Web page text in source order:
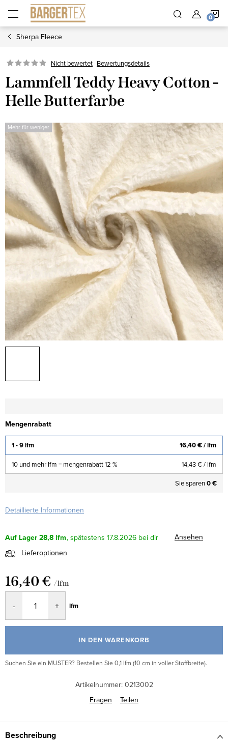
Inhalt
springen
Sherpa Fleece
Nicht bewertet Bewertungsdetails
Lammfell Teddy Heavy Cotton -
Helle Butterfarbe
Mehr für weniger
Mengenrabatt
1 - 9 lfm 16,40 €/ lfm
10 und mehr lfm = mengenrabatt 12 % 14,43 €/ lfm
Sie sparen0 €
Detaillierte Informationen
Auf Lager28,8 lfm 17.8.2026
Ansehen
Lieferoptionen
16,40 € / lfm
lfm
IN DEN WARENKORB
Suchen Sie ein MUSTER? Bestellen Sie 0,1 lfm (10 cm in voller Stoffbreite).
Artikelnummer: 0213002
Fragen
Teilen
Beschreibung